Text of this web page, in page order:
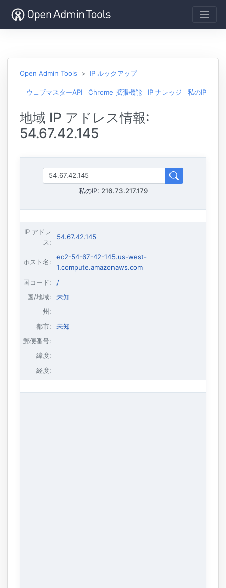
Open Admin Tools IP ルックアップ
ウェブマスターAPI Chrome 拡張機能 IP ナレッジ 私のIP
地域 IP アドレス情報:
54.67.42.145
私のIP: 216.73.217.179
IP アドレ
ス:
54.67.42.145
ホスト名:
ec2-54-67-42-145.us-west-
1.compute.amazonaws.com
国コード:
/
国/地域:
未知
州:
都市:
未知
郵便番号:
緯度:
経度: